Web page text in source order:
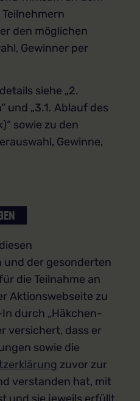
den möglichen
Gewinner per
siehe „2.
und „3.1. Ablauf des
sowie zu den
Gewinne,
und der gesonderten
die Teilnahme an
Aktionswebseite zu
durch „Häkchen-
versichert, dass er
sowie die
zuvor zur
verstanden hat, mit